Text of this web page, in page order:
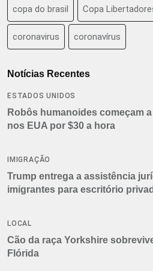
copa do brasil Copa
coronavirus coronavírus
Notícias Recentes
ESTADOS UNIDOS
Robôs humanoides começam
nos EUA por $30 a hora
IMIGRAÇÃO
Trump entrega a assistência
imigrantes para escritório
LOCAL
Cão da raça Yorkshire
Flórida